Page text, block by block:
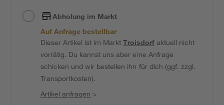
Abholung im Markt
Auf Anfrage bestellbar
Dieser Artikel ist im MarktTroisdorfaktuell nicht
vorrätig. Du kannst uns aber eine Anfrage
schicken und wir bestellen ihn für dich (ggf. zzgl.
Transportkosten).
Artikel anfragen >